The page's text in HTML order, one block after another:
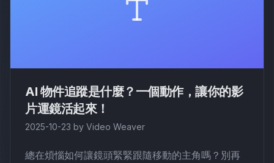
AI 物件追蹤是什麼？一個動作，讓你的影
片運鏡活起來！
2025-10-23 by Video Weaver
總在煩惱如何讓鏡頭緊緊跟隨移動的主角嗎？別再